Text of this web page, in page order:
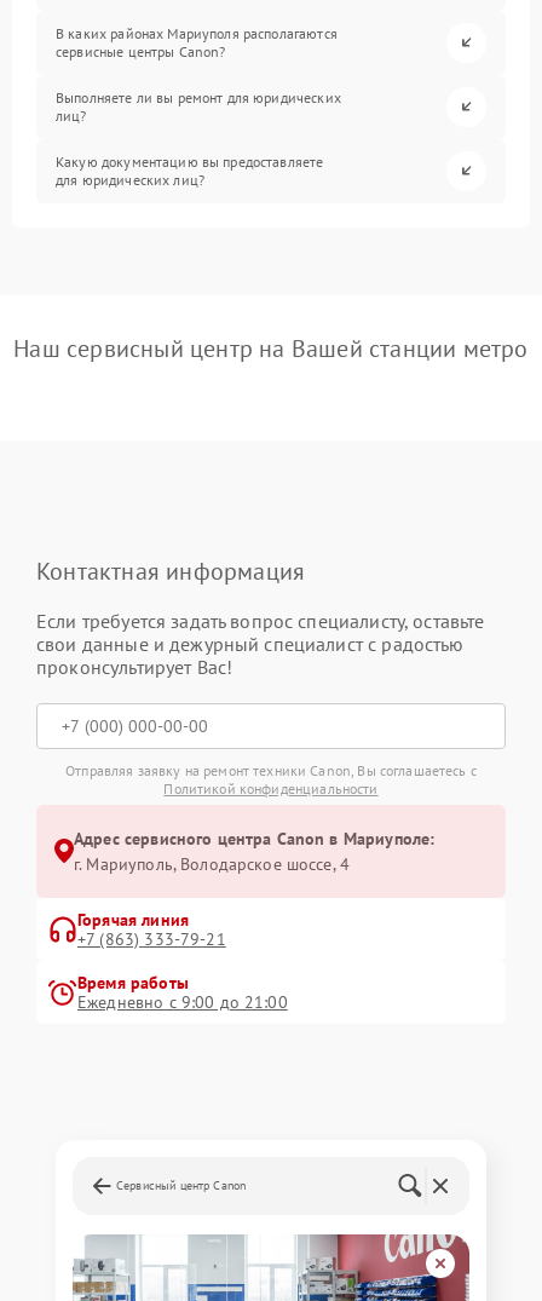
В каких районах Мариуполя располагаются
сервисные центры Canon?
Выполняете ли вы ремонт для юридических
лиц?
Какую документацию вы предоставляете
для юридических лиц?
Наш сервисный центр на Вашей станции метро
Контактная информация
Если требуется задать вопрос специалисту, оставьте
свои данные и дежурный специалист с радостью
проконсультирует Вас!
Отправляя заявку на ремонт техники Canon, Вы соглашаетесь с
Политикой конфиденциальности
Адрес сервисного центра Canon в Мариуполе:
г. Мариуполь, Володарское шоссе, 4
Горячая линия
+7 (863) 333-79-21
Время работы
Ежедневно с 9:00 до 21:00
Сервисный центр Canon